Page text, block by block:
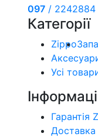
097 / 2242884
Категорії
Zippo
Усі
Гарантія
Доставка